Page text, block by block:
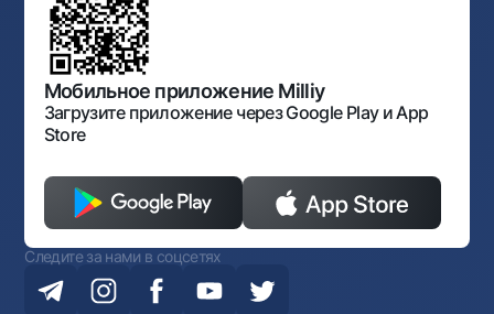
Карта сайта
Нормативно-правовые документы
Порядок и режим работы НБУ
Открытые данные
Антимонопольный комплаенс
Мобильное приложение Milliy
Загрузите приложение через Google Play и App
Store
Следите за нами в соцсетях